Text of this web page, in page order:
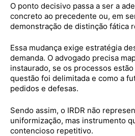
O ponto decisivo passa a ser a
concreto ao precedente ou, em
demonstração de distinção fática
Essa mudança exige estratégia
demanda. O advogado precisa
instaurado, se os processos
questão foi delimitada e como a
pedidos e defesas.
Sendo assim, o IRDR não
uniformização, mas instrumento
contencioso repetitivo.